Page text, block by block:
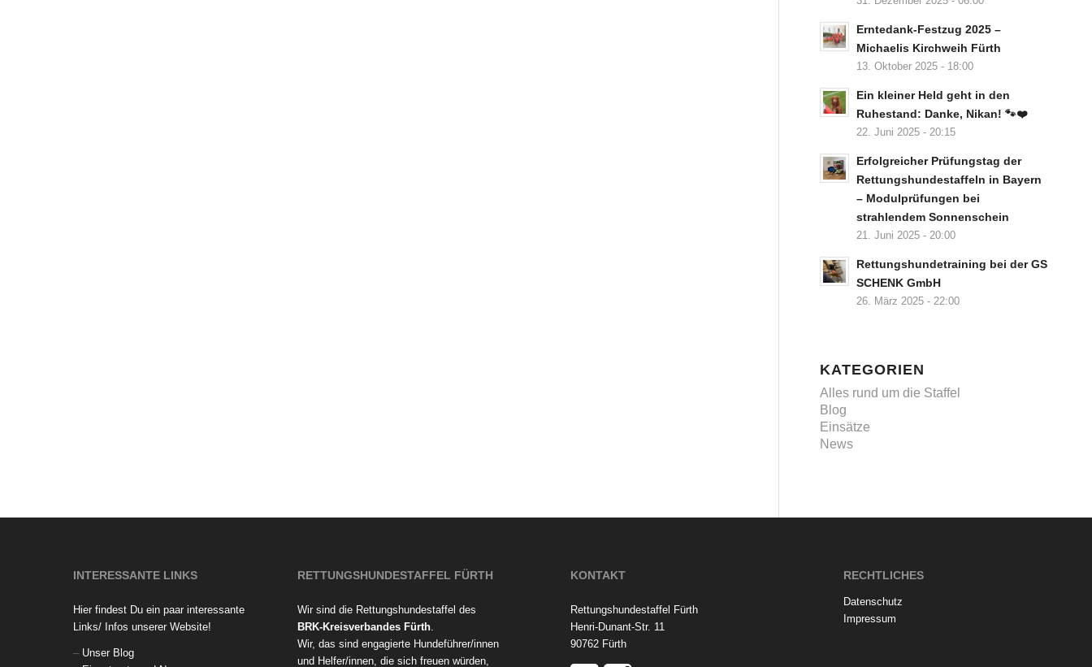
Erntedank-Festzug 2025 –
Michaelis Kirchweih Fürth
13. Oktober 2025 - 18:00
Ein kleiner Held geht in den
Ruhestand: Danke, Nikan! 🐾❤️
22. Juni 2025 - 20:15
Erfolgreicher Prüfungstag der
Rettungshundestaffeln in Bayern
– Modulprüfungen bei
strahlendem Sonnenschein
21. Juni 2025 - 20:00
Rettungshundetraining bei der GS
SCHENK GmbH
26. März 2025 - 22:00
KATEGORIEN
Alles rund um die Staffel
Blog
Einsätze
News
INTERESSANTE LINKS
Hier findest Du ein paar interessante
Links/ Infos unserer Website!
– Unser Blog
RETTUNGSHUNDESTAFFEL FÜRTH
Wir sind die Rettungshundestaffel des
BRK-Kreisverbandes Fürth.
Wir, das sind engagierte Hundeführer/innen
und Helfer/innen, die sich freuen würden,
KONTAKT
Rettungshundestaffel Fürth
Henri-Dunant-Str. 11
90762 Fürth
RECHTLICHES
Datenschutz
Impressum